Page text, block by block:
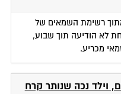
רשימת השמאים של
לא הודיעה תוך שבוע,
מכריע.
וילד נכה שנותר קרח